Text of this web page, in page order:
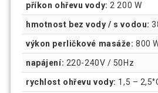
příkon ohřevu vody: 2 200 W
hmotnost bez vody / s vodou:
výkon perličkové masáže: 800
napájení: 220-240V / 50Hz
rychlost ohřevu vody: 1,5 –